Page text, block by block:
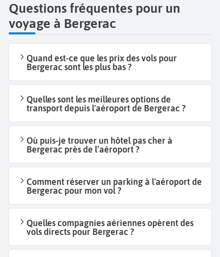
Questions fréquentes pour un
voyage à Bergerac
Quand est-ce que les prix des vols pour
Bergerac sont les plus bas ?
Quelles sont les meilleures options de
transport depuis l'aéroport de Bergerac ?
Où puis-je trouver un hôtel pas cher à
Bergerac près de l’aéroport ?
Comment réserver un parking à l'aéroport de
Bergerac pour mon vol ?
Quelles compagnies aériennes opèrent des
vols directs pour Bergerac ?